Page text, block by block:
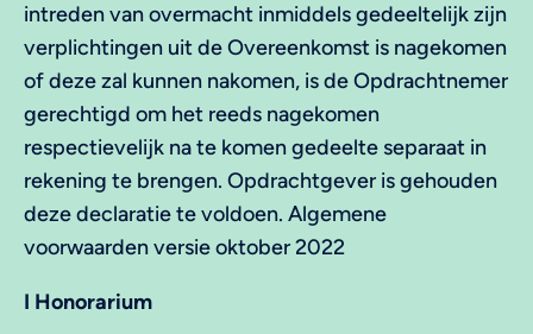
intreden van overmacht inmiddels gedeeltelijk zijn
verplichtingen uit de Overeenkomst is nagekomen
of deze zal kunnen nakomen, is de Opdrachtnemer
gerechtigd om het reeds nagekomen
respectievelijk na te komen gedeelte separaat in
rekening te brengen. Opdrachtgever is gehouden
deze declaratie te voldoen. Algemene
voorwaarden versie oktober 2022
I Honorarium